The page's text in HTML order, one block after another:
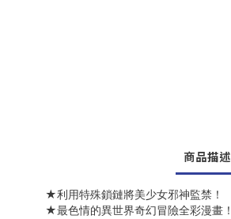
商品描述
★利用特殊鎖鏈將美少女邪神監禁！
★最色情的異世界奇幻冒險全彩漫畫！